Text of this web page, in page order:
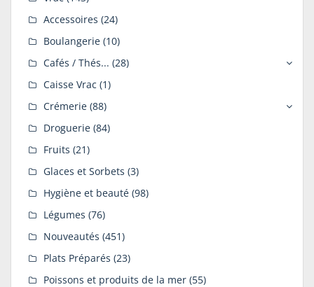
Accessoires (24)
Boulangerie (10)
Cafés / Thés... (28)
Caisse Vrac (1)
Crémerie (88)
Droguerie (84)
Fruits (21)
Glaces et Sorbets (3)
Hygiène et beauté (98)
Légumes (76)
Nouveautés (451)
Plats Préparés (23)
Poissons et produits de la mer (55)